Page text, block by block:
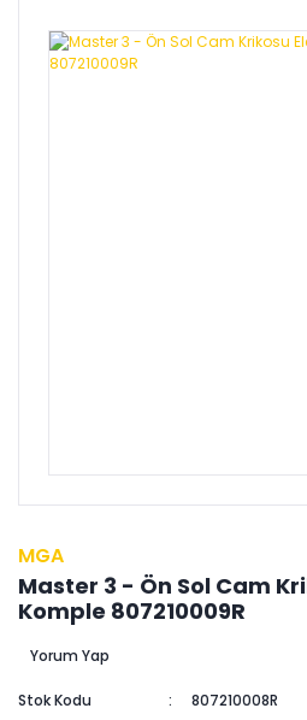
MGA
Master 3 - Ön Sol Cam
Komple 807210009R
Yorum Yap
Stok Kodu
807210008R